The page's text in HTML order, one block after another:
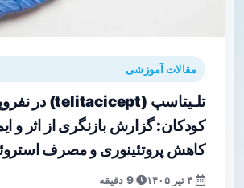
مقالات آموزشی
کودکان: گزارش بازنگری از اثر و
کاهش پروتئینوری و مصرف
9 دقیقه